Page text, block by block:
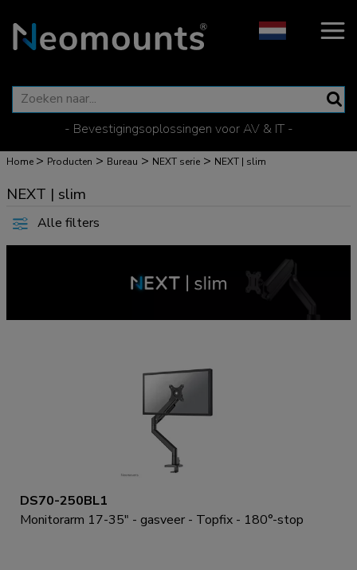
- Bevestigingsoplossingen voor AV & IT -
Home > Producten > Bureau > NEXT serie > NEXT | slim
NEXT | slim
Alle filters
DS70-250BL1
Monitorarm 17-35" - gasveer - Topfix - 180°-stop